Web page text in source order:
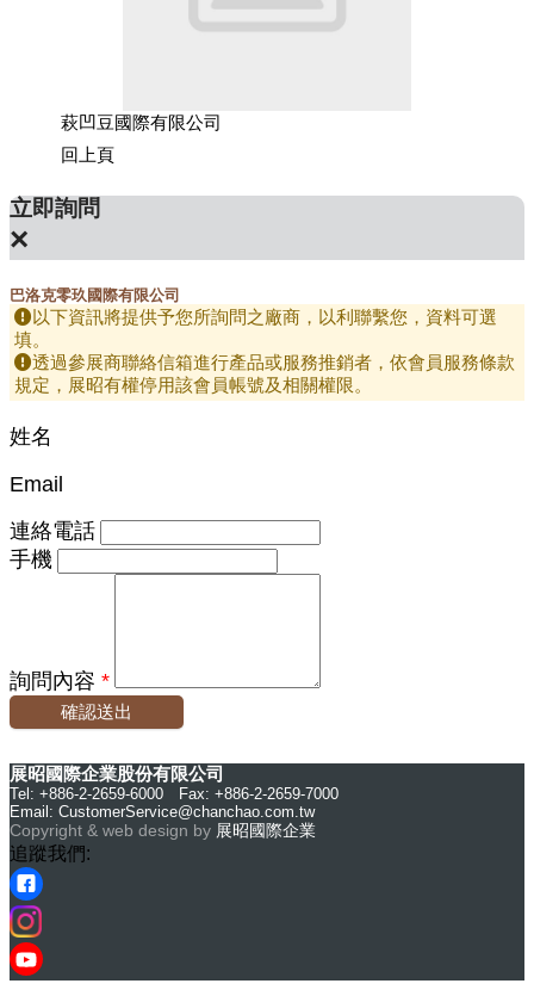
萩凹豆國際有限公司
回上頁
立即詢問
×
巴洛克零玖國際有限公司
以下資訊將提供予您所詢問之廠商，以利聯繫您，資料可選
填。
透過參展商聯絡信箱進行產品或服務推銷者，依會員服務條款
規定，展昭有權停用該會員帳號及相關權限。
姓名
Email
連絡電話
手機
詢問內容 *
確認送出
展昭國際企業股份有限公司
Tel: +886-2-2659-6000 Fax: +886-2-2659-7000
Email: CustomerService@chanchao.com.tw
Copyright & web design by 展昭國際企業
追蹤我們: